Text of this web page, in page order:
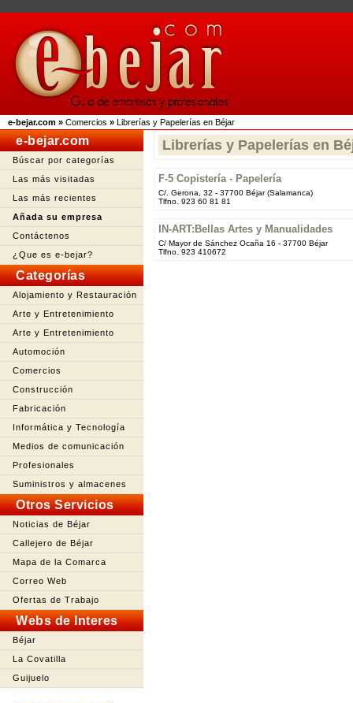
e-bejar.com » Comercios » Librerías y Papelerías en Béjar
e-bejar.com
Búscar por categorías
Las más visitadas
Las más recientes
Añada su empresa
Contáctenos
¿Que es e-bejar?
Categorías
Alojamiento y Restauración
Arte y Entretenimiento
Arte y Entretenimiento
Automoción
Comercios
Construcción
Fabricación
Informática y Tecnología
Medios de comunicación
Profesionales
Suministros y almacenes
Otros Servicios
Noticias de Béjar
Callejero de Béjar
Mapa de la Comarca
Correo Web
Ofertas de Trabajo
Webs de Interes
Béjar
La Covatilla
Guijuelo
Librerías y Papelerías en
F-5 Copistería - Papelería
C/. Gerona, 32 - 37700 Béjar (Salamanca)
Tlfno. 923 60 81 81
IN-ART:Bellas Artes y Manualidades
C/ Mayor de Sánchez Ocaña 16 - 37700 Béjar
Tlfno. 923 410672